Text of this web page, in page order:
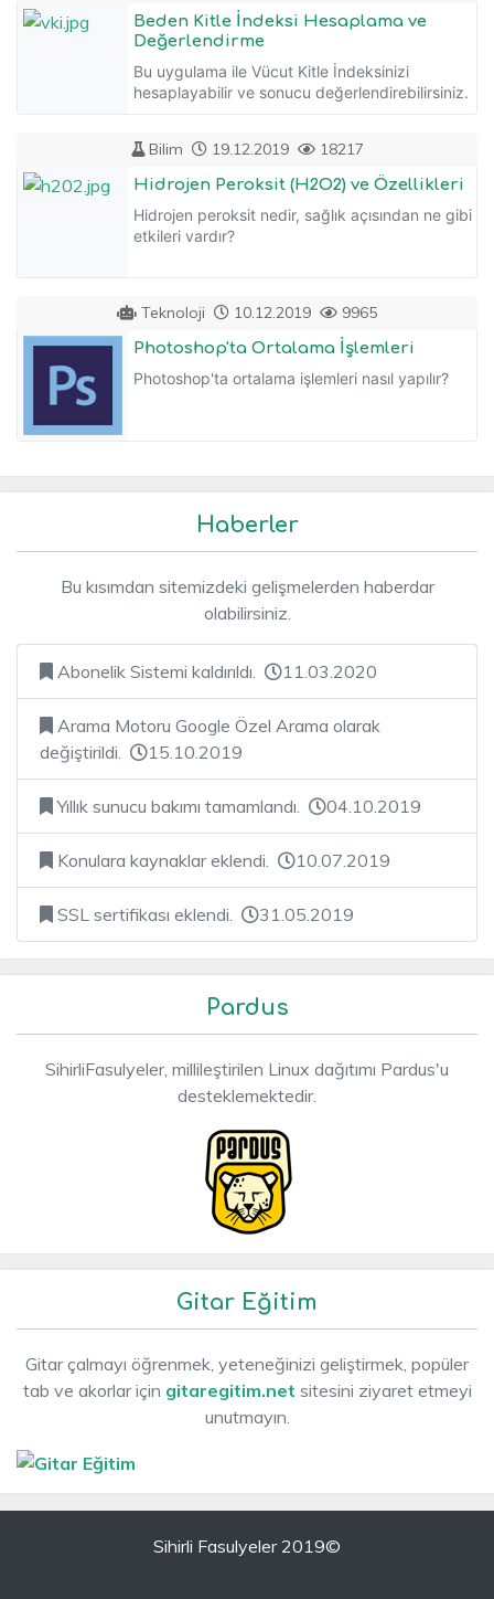
Beden Kitle İndeksi Hesaplama ve
Değerlendirme
Bu uygulama ile Vücut Kitle İndeksinizi
hesaplayabilir ve sonucu değerlendirebilirsiniz.
Bilim 19.12.2019 18217
Hidrojen Peroksit (H2O2) ve Özellikleri
Hidrojen peroksit nedir, sağlık açısından ne gibi
etkileri vardır?
Teknoloji 10.12.2019 9965
Photoshop'ta Ortalama İşlemleri
Photoshop'ta ortalama işlemleri nasıl yapılır?
Haberler
Bu kısımdan sitemizdeki gelişmelerden haberdar
olabilirsiniz.
Abonelik Sistemi kaldırıldı. 11.03.2020
Arama Motoru Google Özel Arama olarak
değiştirildi.
15.10.2019
Yıllık sunucu bakımı tamamlandı. 04.10.2019
Konulara kaynaklar eklendi. 10.07.2019
SSL sertifikası eklendi. 31.05.2019
Pardus
SihirliFasulyeler, millileştirilen Linux dağıtımı Pardus'u
desteklemektedir.
Gitar Eğitim
Gitar çalmayı öğrenmek, yeteneğinizi geliştirmek, popüler
tab ve akorlar için gitaregitim.net sitesini ziyaret etmeyi
unutmayın.
Sihirli Fasulyeler 2019©